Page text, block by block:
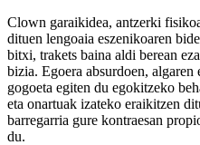
Clown garaikidea, antzerki
dituen lengoaia eszenikoaren
bitxi, trakets baina aldi berean
bizia. Egoera absurdoen, algaren
gogoeta egiten du egokitzeko
eta onartuak izateko eraikitzen
barregarria gure kontraesan
du.